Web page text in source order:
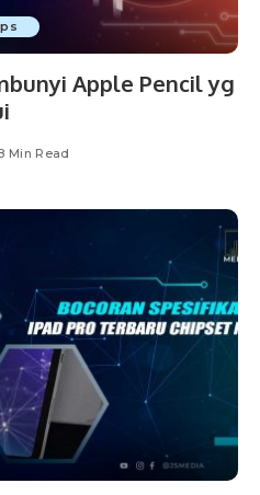
Apple Pencil yg
Min Read